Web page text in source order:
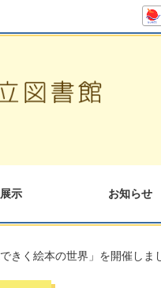
示 お知らせ
きく絵本の世界」を開催しま